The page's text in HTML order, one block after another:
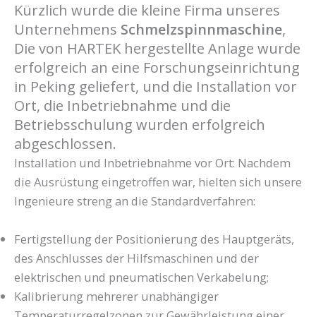
Kürzlich wurde die kleine Firma unseres
Unternehmens Schmelzspinnmaschine,
Die von HARTEK hergestellte Anlage wurde
erfolgreich an eine Forschungseinrichtung
in Peking geliefert, und die Installation vor
Ort, die Inbetriebnahme und die
Betriebsschulung wurden erfolgreich
abgeschlossen.
Installation und Inbetriebnahme vor Ort: Nachdem
die Ausrüstung eingetroffen war, hielten sich unsere
Ingenieure streng an die Standardverfahren:
Fertigstellung der Positionierung des Hauptgeräts,
des Anschlusses der Hilfsmaschinen und der
elektrischen und pneumatischen Verkabelung;
Kalibrierung mehrerer unabhängiger